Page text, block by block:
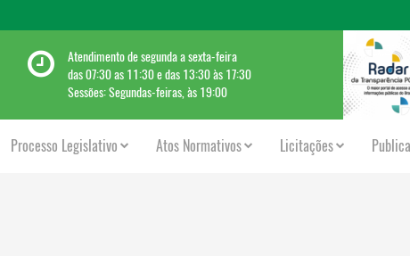
Atendimento de segunda a sexta-feira
das 07:30 as 11:30 e das 13:30 às 17:30
Sessões: Segundas-feiras, às 19:00
Processo Legislativo Atos Normativos Licitações